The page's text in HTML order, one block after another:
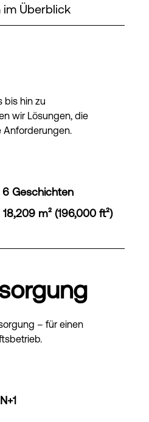
im Überblick
bis hin zu
wir Lösungen, die
Anforderungen.
6 Geschichten
18,209 m² (196,000 ft²)
– für einen
N+1